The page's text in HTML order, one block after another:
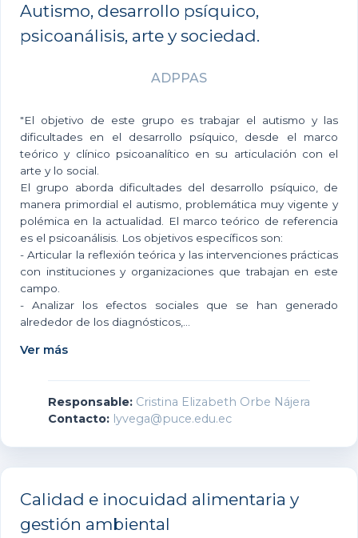
Autismo, desarrollo psíquico,
psicoanálisis, arte y sociedad.
ADPPAS
"El objetivo de este grupo es trabajar el autismo y las
dificultades en el desarrollo psíquico, desde el marco
teórico y clínico psicoanalítico en su articulación con el
arte y lo social.
El grupo aborda dificultades del desarrollo psíquico, de
manera primordial el autismo, problemática muy vigente y
polémica en la actualidad. El marco teórico de referencia
es el psicoanálisis. Los objetivos específicos son:
- Articular la reflexión teórica y las intervenciones prácticas
con instituciones y organizaciones que trabajan en este
campo.
- Analizar los efectos sociales que se han generado
alrededor de los diagnósticos,...
Ver más
Responsable: Cristina Elizabeth Orbe Nájera
Contacto: lyvega@puce.edu.ec
Calidad e inocuidad alimentaria y
gestión ambiental